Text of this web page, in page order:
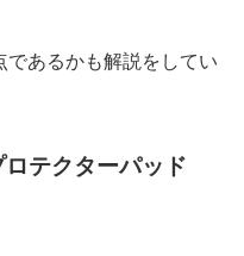
であるかも解説をしてい
テクターパッド